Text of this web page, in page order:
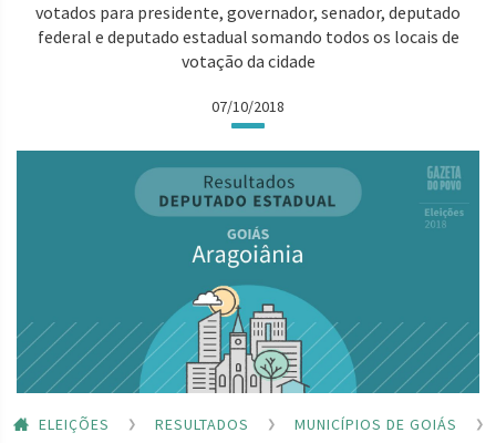
votados para presidente, governador, senador, deputado
federal e deputado estadual somando todos os locais de
votação da cidade
07/10/2018
ELEIÇÕES RESULTADOS
MUNICÍPIOS DE GOIÁS